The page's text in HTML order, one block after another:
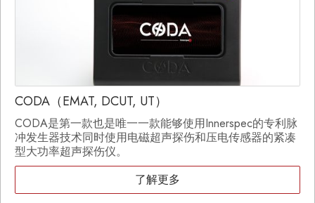
CODA（EMAT, DCUT, UT）
CODA是第一款也是唯一一款能够使用Innerspec的专利脉
冲发生器技术同时使用电磁超声探伤和压电传感器的紧凑
型大功率超声探伤仪。
了解更多